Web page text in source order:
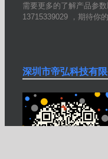
需要更多的了解产品参
13715339029 ，期待你的
深圳市帝弘科技有限